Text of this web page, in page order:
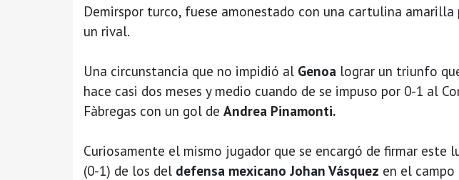
Demirspor turco, fuese amonestado con una cartulina amarilla
un rival.
Una circunstancia que no impidió al Genoa lograr un triunfo
hace casi dos meses y medio cuando de se impuso por 0-1 al
Fàbregas con un gol de Andrea Pinamonti.
Curiosamente el mismo jugador que se encargó de firmar este
(0-1) de los del defensa mexicano Johan Vásquez en el campo